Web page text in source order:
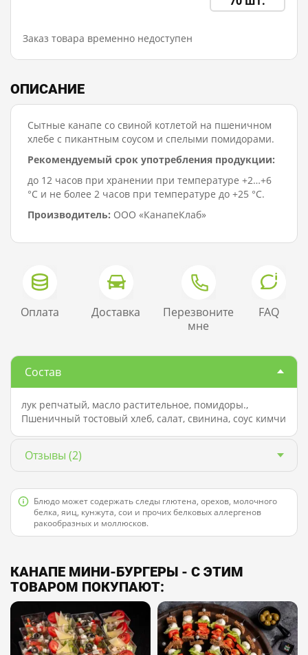
Заказ товара временно недоступен
ОПИСАНИЕ
Сытные канапе со свиной котлетой на пшеничном
хлебе с пикантным соусом и спелыми помидорами.
Рекомендуемый срок употребления продукции:
до 12 часов при хранении при температуре +2…+6
°C и не более 2 часов при температуре до +25 °C.
Производитель: ООО «КанапеКлаб»
Состав
лук репчатый, масло растительное, помидоры.,
Пшеничный тостовый хлеб, салат, свинина, соус кимчи
Отзывы (2)
Оплата Доставка
Перезвоните
мне
FAQ
Блюдо может содержать следы глютена, орехов, молочного
белка, яиц, кунжута, сои и прочих белковых аллергенов
ракообразных и моллюсков.
КАНАПЕ МИНИ-БУРГЕРЫ - С ЭТИМ
ТОВАРОМ ПОКУПАЮТ: